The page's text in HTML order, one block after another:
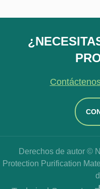
Derechos de autor ©
Protection Purification